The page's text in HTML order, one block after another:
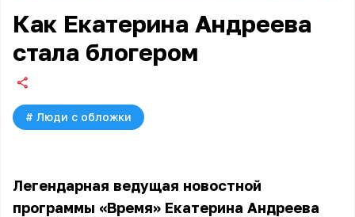
Как Екатерина Андреева
стала блогером
# Люди с обложки
Легендарная ведущая новостной
программы «Время» Екатерина Андреева